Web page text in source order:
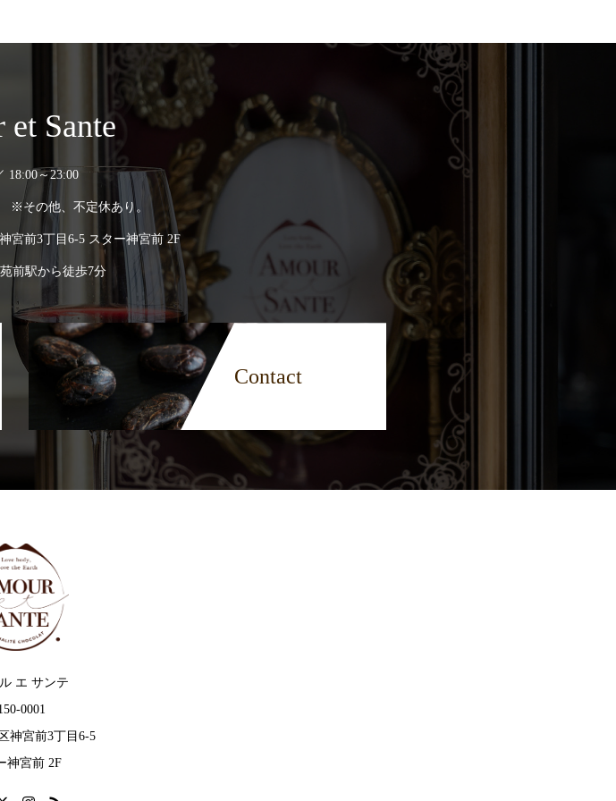
Sante
18:00～23:00
※その他、不定休あり。
宮前3丁目6-5 スター神宮前 2F
前駅から徒歩7分
Contact
エ サンテ
0001
神宮前3丁目6-5
神宮前 2F